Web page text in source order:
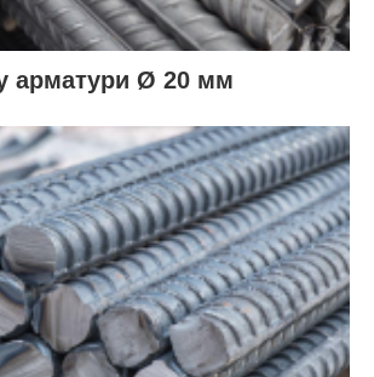
арматури Ø 20 мм